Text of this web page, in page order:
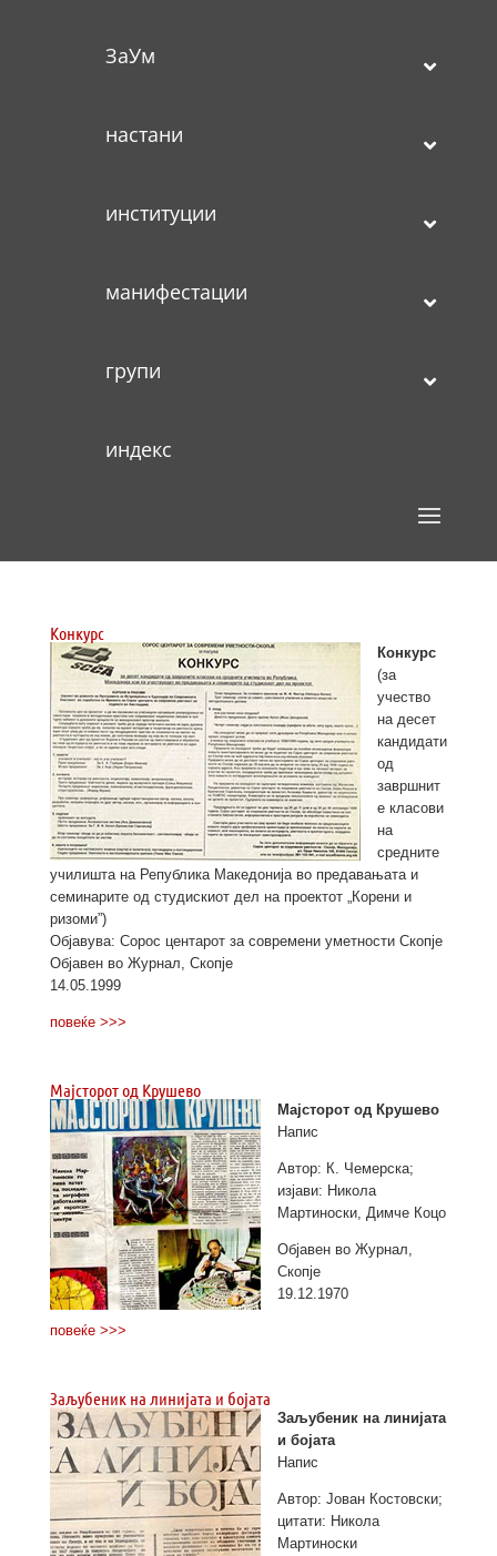
ЗаУм
настани
институции
манифестации
групи
индекс
Конкурс
Конкурс
(за
учество
на десет
кандидати
од
завршнит
е класови
на
средните
училишта на Република Македонија во предавањата и
семинарите од студискиот дел на проектот „Корени и
ризоми”)
Објавува: Сорос центарот за современи уметности Скопје
Објавен во Журнал, Скопје
14.05.1999
повеќе >>>
Мајсторот од Крушево
Мајсторот од Крушево
Напис
Автор: К. Чемерска;
изјави: Никола
Мартиноски, Димче Коцо
Објавен во Журнал,
Скопје
19.12.1970
повеќе >>>
Заљубеник на линијата и бојата
Заљубеник на линијата
и бојата
Напис
Автор: Јован Костовски;
цитати: Никола
Мартиноски